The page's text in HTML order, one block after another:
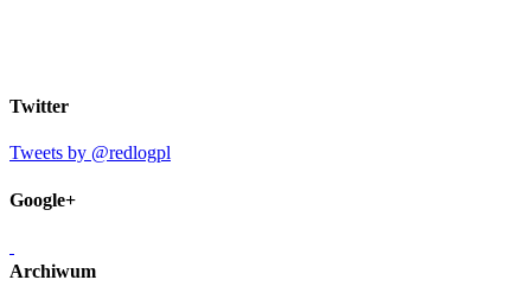
Twitter
Tweets by @redlogpl
Google+
Archiwum